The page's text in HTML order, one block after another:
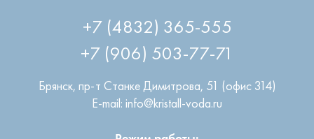
+7 (4832) 365-555
+7 (906) 503-77-71
Брянск
пр-т Станке Димитрова, 51 (офис 314)
E-mail: info@kristall-voda.ru